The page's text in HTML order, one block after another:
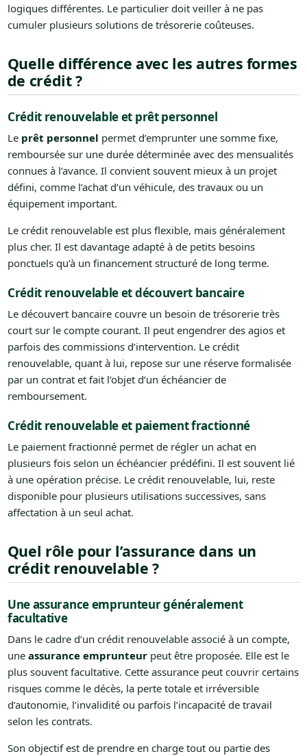
logiques différentes. Le particulier doit veiller à ne pas
cumuler plusieurs solutions de trésorerie coûteuses.
Quelle différence avec les autres formes
de crédit ?
Crédit renouvelable et prêt personnel
Le prêt personnel permet d’emprunter une somme fixe,
remboursée sur une durée déterminée avec des mensualités
connues à l’avance. Il convient souvent mieux à un projet
défini, comme l’achat d’un véhicule, des travaux ou un
équipement important.
Le crédit renouvelable est plus flexible, mais généralement
plus cher. Il est davantage adapté à de petits besoins
ponctuels qu’à un financement structuré de long terme.
Crédit renouvelable et découvert bancaire
Le découvert bancaire couvre un besoin de trésorerie très
court sur le compte courant. Il peut engendrer des agios et
parfois des commissions d’intervention. Le crédit
renouvelable, quant à lui, repose sur une réserve formalisée
par un contrat et fait l’objet d’un échéancier de
remboursement.
Crédit renouvelable et paiement fractionné
Le paiement fractionné permet de régler un achat en
plusieurs fois selon un échéancier prédéfini. Il est souvent lié
à une opération précise. Le crédit renouvelable, lui, reste
disponible pour plusieurs utilisations successives, sans
affectation à un seul achat.
Quel rôle pour l’assurance dans un
crédit renouvelable ?
Une assurance emprunteur généralement
facultative
Dans le cadre d’un crédit renouvelable associé à un compte,
une assurance emprunteurpeut être proposée. Elle est le
plus souvent facultative. Cette assurance peut couvrir certains
risques comme le décès, la perte totale et irréversible
d’autonomie, l’invalidité ou parfois l’incapacité de travail
selon les contrats.
Son objectif est de prendre en charge tout ou partie des